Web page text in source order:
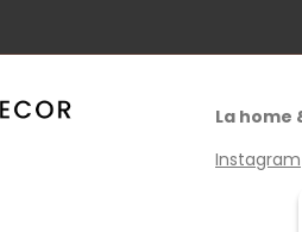
La home
Instagram